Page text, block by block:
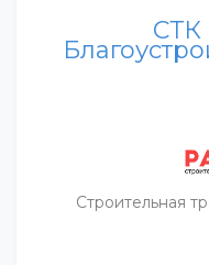
СТК
Строительная